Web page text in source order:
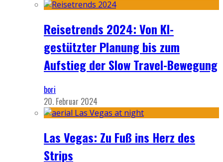
Reisetrends 2024: Von KI-
gestützter Planung bis zum
Aufstieg der Slow Travel-Bewegung
bori
20. Februar 2024
Las Vegas: Zu Fuß ins Herz des
Strips